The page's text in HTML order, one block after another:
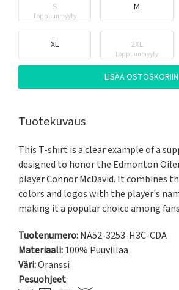
S
Loppuunmyyty
M
XL 2XL
Loppuunmyyty
LISÄÄ OSTOSKORIIN
Tuotekuvaus
This T-shirt is a clear example of a
designed to honor the Edmonton
player Connor McDavid. It combines
colors and logos with the player's
making it a popular choice among
Tuotenumero:NA52-3253-H3C-CDA
Materiaali:100% Puuvillaa
Väri:Oranssi
Pesuohjeet: